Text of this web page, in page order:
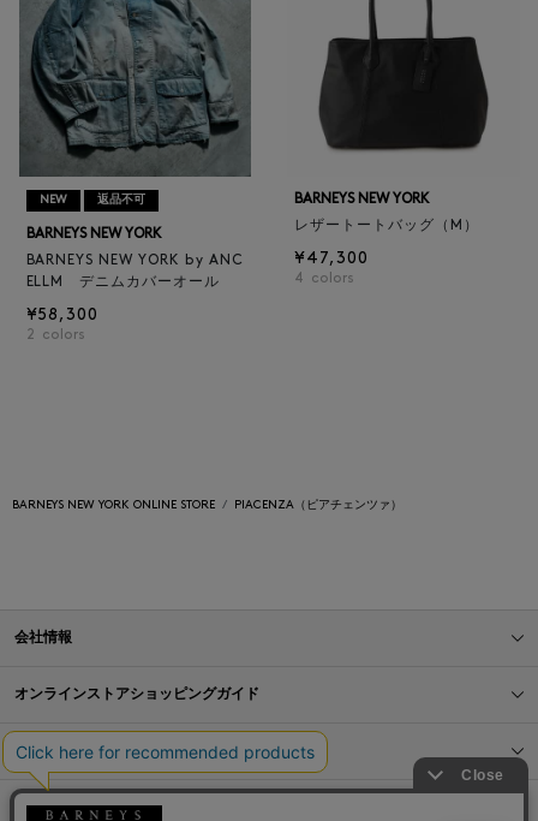
NEW 返品不可
BARNEYS NEW YORK
BARNEYS NEW YORK by ANC
ELLM デニムカバーオール
¥58,300
2 colors
BARNEYS NEW YORK
レザートートバッグ（M）
¥47,300
4 colors
BARNEYS NEW YORK ONLINE STORE PIACENZA（ピアチェンツァ）
会社情報
オンラインストアショッピングガイド
店舗情報
サービス